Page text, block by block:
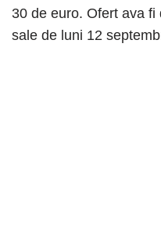
30 de euro. Ofert ava
sale de luni 12